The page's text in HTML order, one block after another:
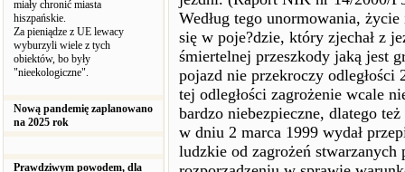
miały chronić miasta
hiszpańskie.
Za pieniądze z UE lewacy
wyburzyli wiele z tych
obiektów, bo były
"nieekologiczne".
Nową pandemię zaplanowano
na 2025 rok
Prawdziwym powodem, dla
Według tego unormowania,
się w poje?dzie, który zjechał z
śmiertelnej przeszkody jaką jest
pojazd nie przekroczy
tej odległości zagrożenie wcale
bardzo niebezpieczne, dlatego
w dniu 2 marca 1999 wydał
ludzkie od zagrożeń stwarzanych